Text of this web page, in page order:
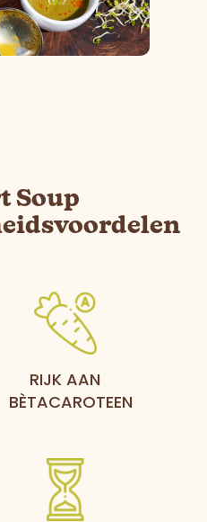
Soup
RIJK AAN
BÈTACAROTEEN